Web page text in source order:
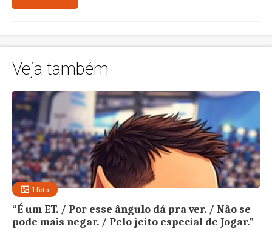
Veja também
1 foto
“É um ET. / Por esse ângulo dá pra ver. / Não se
pode mais negar. / Pelo jeito especial de Jogar.”